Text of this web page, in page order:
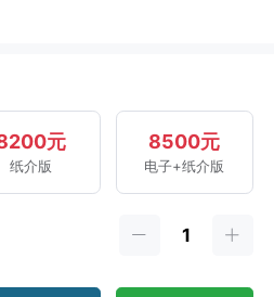
元
纸介版
8500元
电子+纸介版